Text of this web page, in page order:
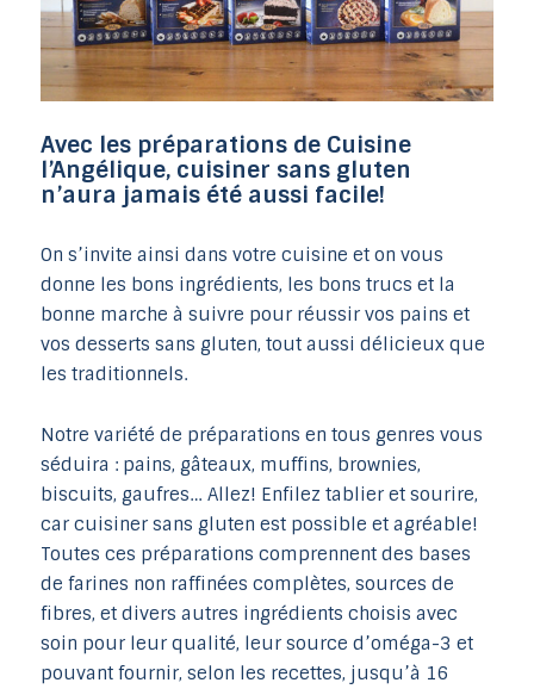
Avec les préparations de Cuisine
l’Angélique, cuisiner sans gluten
n’aura jamais été aussi facile!
On s’invite ainsi dans votre cuisine et on vous
donne les bons ingrédients, les bons trucs et la
bonne marche à suivre pour réussir vos pains et
vos desserts sans gluten, tout aussi délicieux que
les traditionnels.
Notre variété de préparations en tous genres vous
séduira : pains, gâteaux, muffins, brownies,
biscuits, gaufres… Allez! Enfilez tablier et sourire,
car cuisiner sans gluten est possible et agréable!
Toutes ces préparations comprennent des bases
de farines non raffinées complètes, sources de
fibres, et divers autres ingrédients choisis avec
soin pour leur qualité, leur source d’oméga-3 et
pouvant fournir, selon les recettes, jusqu’à 16